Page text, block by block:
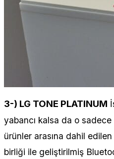
3-) LG TONE PLATINUM
yabancı kalsa da o sadece
ürünler arasına dahil
birliği ile geliştirilmiş